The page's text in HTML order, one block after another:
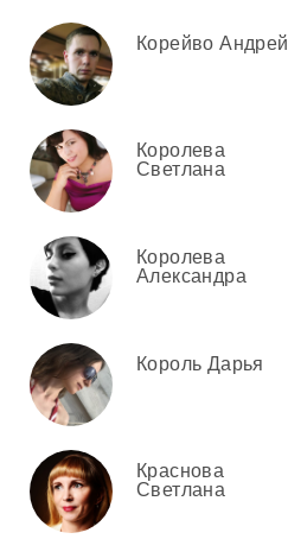
Корейво Андрей
Королева
Светлана
Королева
Александра
Король Дарья
Краснова
Светлана